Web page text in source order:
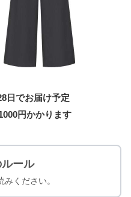
日でお届け予定
円かかります
ール
ください。